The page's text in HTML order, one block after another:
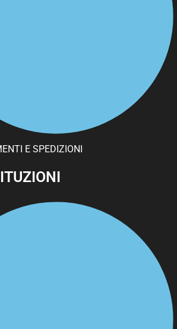
E SPEDIZIONI